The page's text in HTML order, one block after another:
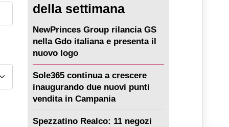
della settimana
NewPrinces Group rilancia GS
nella Gdo italiana e presenta il
nuovo logo
Sole365 continua a crescere
inaugurando due nuovi punti
vendita in Campania
Spezzatino Realco: 11 negozi